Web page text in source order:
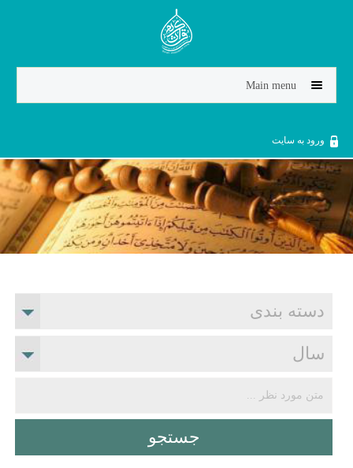
Jump to navigation
Main menu
ورود به سایت